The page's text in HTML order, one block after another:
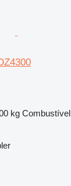
kg Combustível